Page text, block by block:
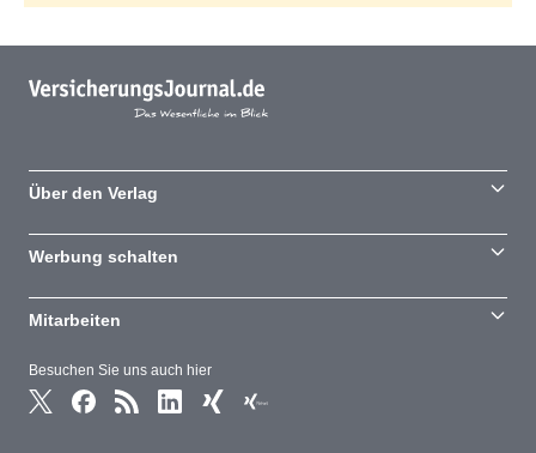
Besuchen Sie uns auch hier
Über den Verlag
Werbung schalten
Mitarbeiten